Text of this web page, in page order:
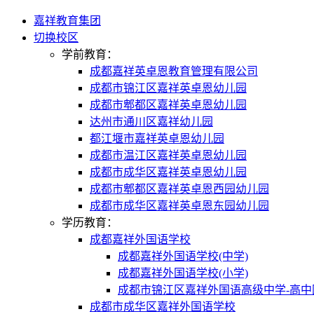
嘉祥教育集团
切换校区
学前教育：
成都嘉祥英卓恩教育管理有限公司
成都市锦江区嘉祥英卓恩幼儿园
成都市郫都区嘉祥英卓恩幼儿园
达州市通川区嘉祥幼儿园
都江堰市嘉祥英卓恩幼儿园
成都市温江区嘉祥英卓恩幼儿园
成都市成华区嘉祥英卓恩幼儿园
成都市郫都区嘉祥英卓恩西园幼儿园
成都市成华区嘉祥英卓恩东园幼儿园
学历教育：
成都嘉祥外国语学校
成都嘉祥外国语学校(中学)
成都嘉祥外国语学校(小学)
成都市锦江区嘉祥外国语高级中学-高
成都市成华区嘉祥外国语学校